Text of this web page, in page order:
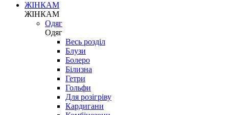
ЖІНКАМ
ЖІНКАМ
Одяг
Одяг
Весь розділ
Блузи
Болеро
Білизна
Гетри
Гольфи
Для розігріву
Кардигани